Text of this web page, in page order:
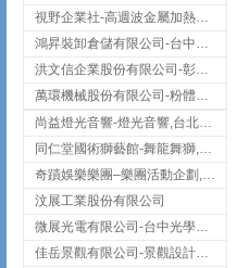
視野企業社-高週波金屬加熱設備,彰化高週波金屬加熱設備
鴻昇裝卸倉儲有限公司-台中貨櫃裝卸
洪文信企業股份有限公司-彰化鋅合金鑄造,彰化五金加工,彰化五金配件
萬環機械股份有限公司-粉體塗裝設備,輸送機,輸送機設備,台南輸送機
尚益燈光音響-燈光音響,台北燈光音響,台北燈光音響出租
同仁堂國術獅藝館-舞龍舞獅,台中舞龍舞獅
奇蹟娛樂樂團–樂團活動企劃,台中樂團表演,台中婚禮樂團
汶展工業股份有限公司
微展光電有限公司-台中光學鍍膜,optical filter taiwan,台灣光學鍍膜
佳岳景觀有限公司-景觀設計公司,台北景觀設計,台北景觀工程,中山區景觀設計